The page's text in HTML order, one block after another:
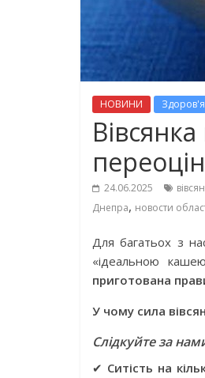
НОВИНИ Здоров'я
24.06.2025
Днепра, новости
Для багатьох з
«ідеальною
приготована
У чому сила
Слідкуйте за
✔ Ситість на